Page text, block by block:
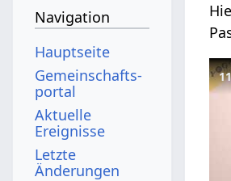
Navigation
Hauptseite
Gemeinschafts­
portal
Aktuelle
Ereignisse
Letzte
Änderungen